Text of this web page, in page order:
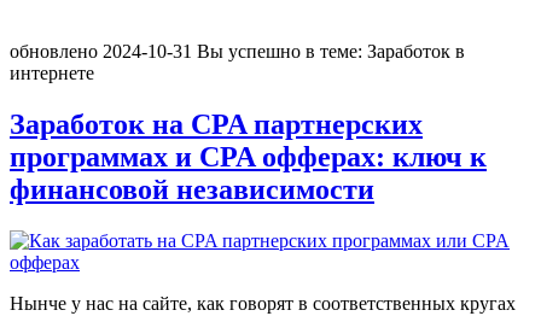
обновлено 2024-10-31 Вы успешно в теме: Заработок в
интернете
Заработок на CPA партнерских
программах и CPA офферах: ключ к
финансовой независимости
Нынче у нас на сайте, как говорят в соответственных кругах